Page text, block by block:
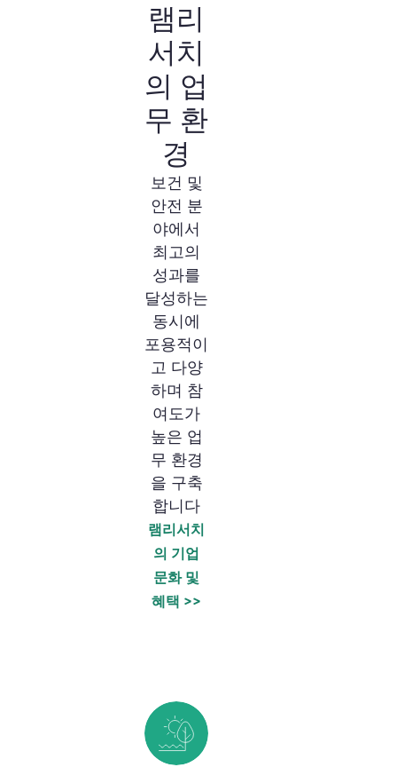
램리
서치
의 업
무 환
경
보건 및
안전 분
야에서
최고의
성과를
달성하는
동시에
포용적이
고 다양
하며 참
여도가
높은 업
무 환경
을 구축
합니다
램리서치
의 기업
문화 및
혜택 >>